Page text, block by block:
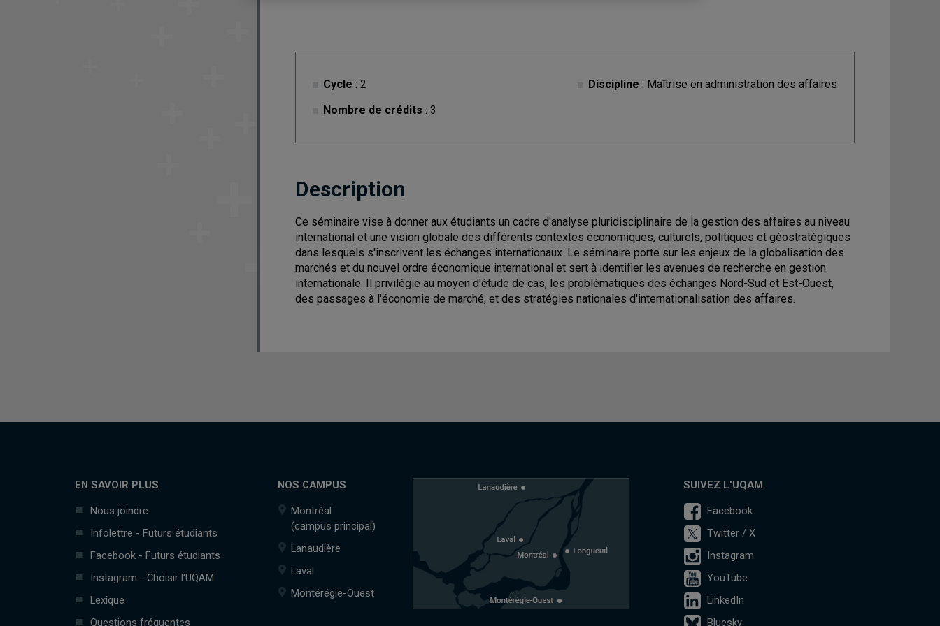
Cycle : 2
Nombre de crédits : 3
Discipline : Maîtrise en administration des affaires
Description
Ce séminaire vise à donner aux étudiants un cadre d'analyse pluridisciplinaire de la gestion des affaires au niveau
international et une vision globale des différents contextes économiques, culturels, politiques et géostratégiques
dans lesquels s'inscrivent les échanges internationaux. Le séminaire porte sur les enjeux de la globalisation des
marchés et du nouvel ordre économique international et sert à identifier les avenues de recherche en gestion
internationale. Il privilégie au moyen d'étude de cas, les problématiques des échanges Nord-Sud et Est-Ouest,
des passages à l'économie de marché, et des stratégies nationales d'internationalisation des affaires.
EN SAVOIR PLUS
Nous joindre
Infolettre - Futurs étudiants
Facebook - Futurs étudiants
Instagram - Choisir l'UQAM
Lexique
Questions fréquentes
NOS CAMPUS
Montréal
(campus principal)
Lanaudière
Laval
Montérégie-Ouest
SUIVEZ L'UQAM
Facebook
Twitter / X
Instagram
YouTube
LinkedIn
Bluesky